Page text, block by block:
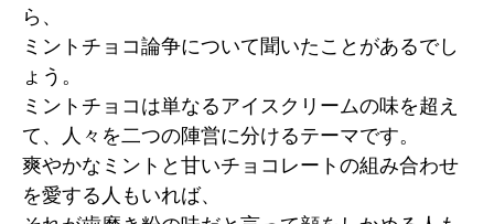
ら、
ミントチョコ論争について聞いたことがあるでし
ょう。
ミントチョコは単なるアイスクリームの味を超え
て、人々を二つの陣営に分けるテーマです。
爽やかなミントと甘いチョコレートの組み合わせ
を愛する人もいれば、